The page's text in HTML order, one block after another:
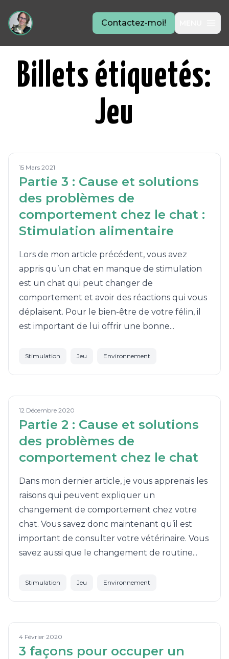
Contactez-moi!
Billets étiquetés:
Jeu
15 Mars 2021
Partie 3 : Cause et solutions
des problèmes de
comportement chez le chat :
Stimulation alimentaire
Lors de mon article précédent, vous avez
appris qu’un chat en manque de stimulation
est un chat qui peut changer de
comportement et avoir des réactions qui vous
déplaisent. Pour le bien-être de votre félin, il
est important de lui offrir une bonne...
Stimulation Jeu Environnement
12 Décembre 2020
Partie 2 : Cause et solutions
des problèmes de
comportement chez le chat
Dans mon dernier article, je vous apprenais les
raisons qui peuvent expliquer un
changement de comportement chez votre
chat. Vous savez donc maintenant qu’il est
important de consulter votre vétérinaire. Vous
savez aussi que le changement de routine...
Stimulation Jeu Environnement
4 Février 2020
3 façons pour occuper un